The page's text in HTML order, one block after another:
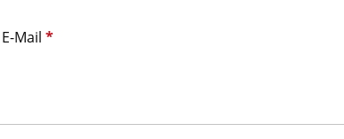
E-Mail*